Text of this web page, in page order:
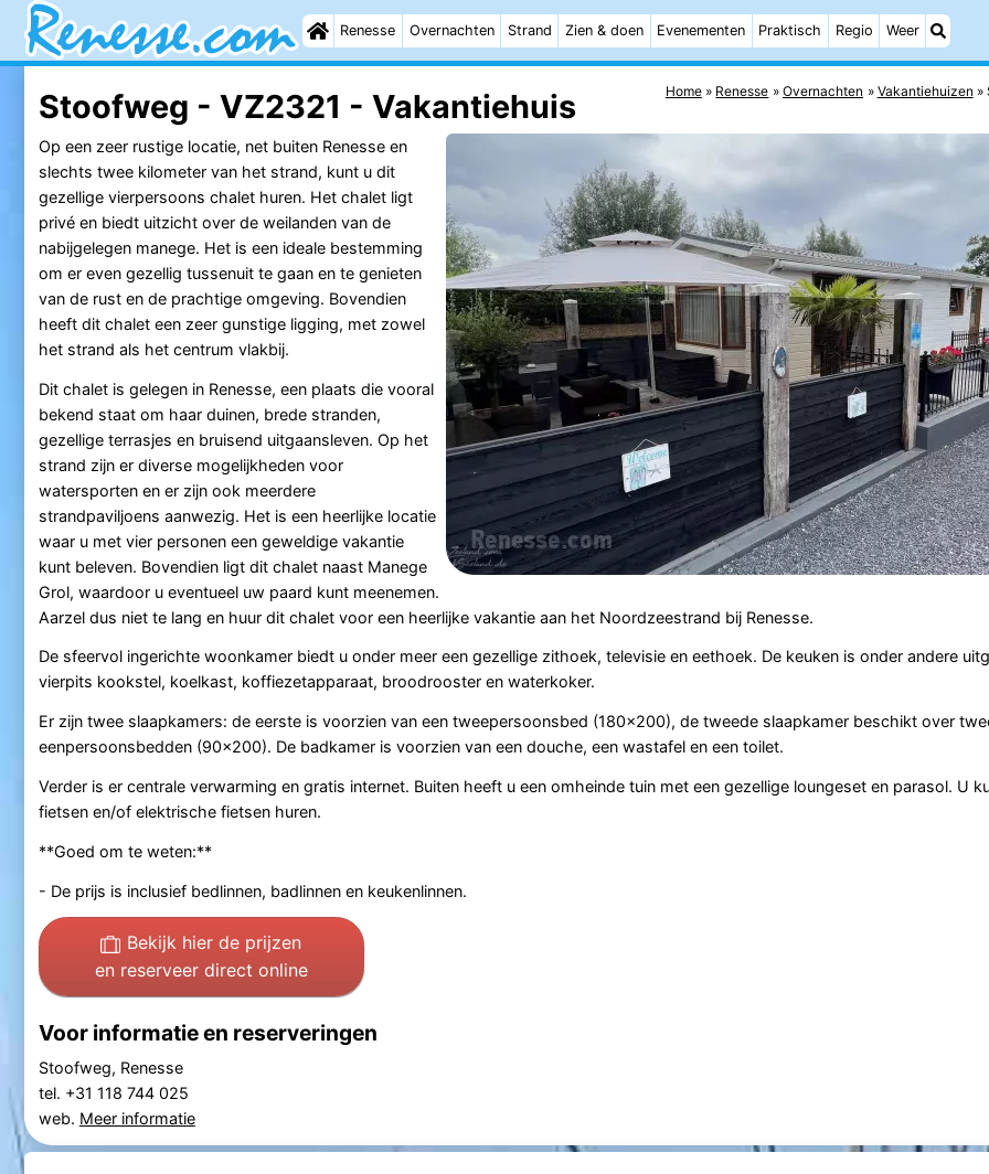
Renesse Overnachten Strand Zien & doen Evenementen Praktisch Regio Weer
Home Renesse Overnachten Vakantiehuizen
Stoofweg - VZ2321 - Vakantiehuis
Op een zeer rustige locatie, net buiten Renesse en
slechts twee kilometer van het strand, kunt u dit
gezellige vierpersoons chalet huren. Het chalet ligt
privé en biedt uitzicht over de weilanden van de
nabijgelegen manege. Het is een ideale bestemming
om er even gezellig tussenuit te gaan en te genieten
van de rust en de prachtige omgeving. Bovendien
heeft dit chalet een zeer gunstige ligging, met zowel
het strand als het centrum vlakbij.
Dit chalet is gelegen in Renesse, een plaats die vooral
bekend staat om haar duinen, brede stranden,
gezellige terrasjes en bruisend uitgaansleven. Op het
strand zijn er diverse mogelijkheden voor
watersporten en er zijn ook meerdere
strandpaviljoens aanwezig. Het is een heerlijke locatie
waar u met vier personen een geweldige vakantie
kunt beleven. Bovendien ligt dit chalet naast Manege
Grol, waardoor u eventueel uw paard kunt meenemen.
Aarzel dus niet te lang en huur dit chalet voor een heerlijke vakantie aan het Noordzeestrand bij Renesse.
De sfeervol ingerichte woonkamer biedt u onder meer een gezellige zithoek, televisie en eethoek. De keuken is onder andere
vierpits kookstel, koelkast, koffiezetapparaat, broodrooster en waterkoker.
Er zijn twee slaapkamers: de eerste is voorzien van een tweepersoonsbed (180x200), de tweede slaapkamer beschikt over
eenpersoonsbedden (90x200). De badkamer is voorzien van een douche, een wastafel en een toilet.
Verder is er centrale verwarming en gratis internet. Buiten heeft u een omheinde tuin met een gezellige loungeset en parasol. U
fietsen en/of elektrische fietsen huren.
**Goed om te weten:**
- De prijs is inclusief bedlinnen, badlinnen en keukenlinnen.
Bekijk hier de prijzen
en reserveer direct online
Voor informatie en reserveringen
Stoofweg, Renesse
tel. +31 118 744 025
web. Meer informatie